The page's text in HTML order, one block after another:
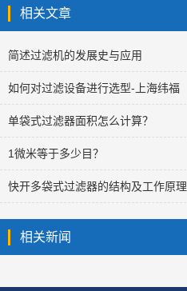
相关文章
简述过滤机的发展史与应用
如何对过滤设备进行选型-上海纬福
单袋式过滤器面积怎么计算？
1微米等于多少目？
快开多袋式过滤器的结构及工作原理
相关新闻